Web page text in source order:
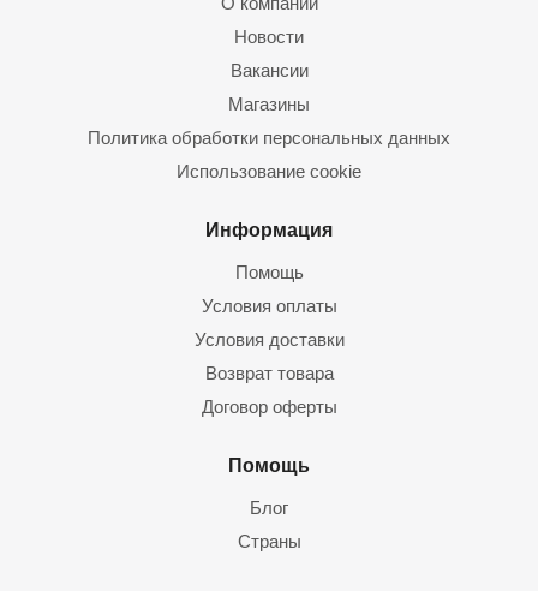
Новости
Вакансии
Магазины
Политика обработки персональных данных
Использование cookie
Информация
Помощь
Условия оплаты
Условия доставки
Возврат товара
Договор оферты
Помощь
Блог
Страны